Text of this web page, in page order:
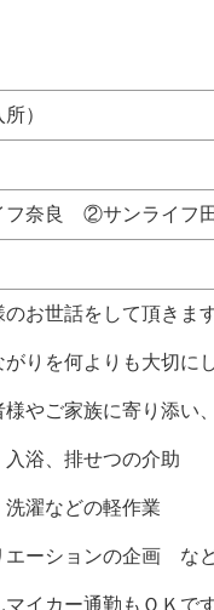
）
フ奈良 ②サンライフ
お世話をして頂きます
りを何よりも大切に
やご家族に寄り添い
浴、排せつの介助
濯などの軽作業
ーションの企画 な
イカー通勤もＯＫです